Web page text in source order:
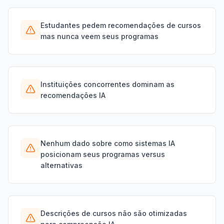
Estudantes pedem recomendações de cursos
mas nunca veem seus programas
Instituições concorrentes dominam as
recomendações IA
Nenhum dado sobre como sistemas IA
posicionam seus programas versus
alternativas
Descrições de cursos não são otimizadas